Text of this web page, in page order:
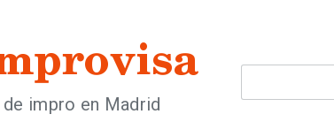
impro en Madrid